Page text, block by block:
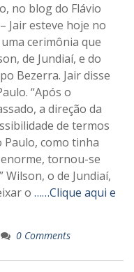
no blog do Flávio
Jair esteve hoje no
cerimônia que
de Jundiaí, e do
Bezerra. Jair disse
“Após o
a direção da
de termos
Paulo, como tinha
tornou-se
Wilson, o de Jundiaí,
o ……Clique aqui e
0 Comments